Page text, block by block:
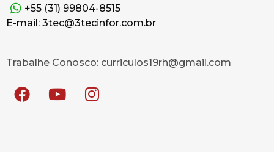
+55 (31) 99804-8515
E-mail: 3tec@3tecinfor.com.br
Trabalhe Conosco: curriculos19rh@gmail.com